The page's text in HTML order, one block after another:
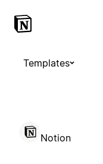
Templates
Notion